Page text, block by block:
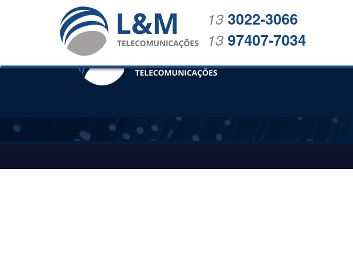
13 3022-3066
13 97407-7034